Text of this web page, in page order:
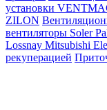
установки
ZILON
вентиляторы Soler
Lossnay Mitsubishi
рекуперацией